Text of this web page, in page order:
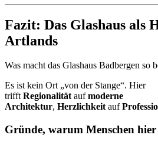
Fazit: Das Glashaus als
Artlands
Was macht das Glashaus Badbergen so
Es ist kein Ort „von der Stange“. Hier
trifftRegionalitätaufmoderne
Architektur, Herzlichkeitauf
Gründe, warum Menschen